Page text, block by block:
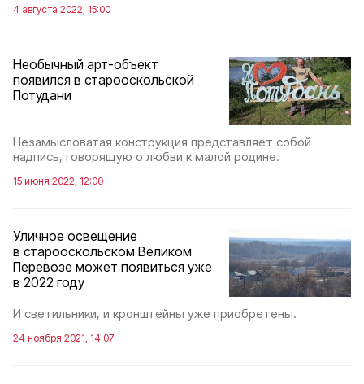
4 августа 2022, 15:00
Необычный арт-объект
появился в старооскольской
Потудани
Незамысловатая конструкция представляет собой
надпись, говорящую о любви к малой родине.
15 июня 2022, 12:00
Уличное освещение
в старооскольском Великом
Перевозе может появиться уже
в 2022 году
И светильники, и кронштейны уже приобретены.
24 ноября 2021, 14:07